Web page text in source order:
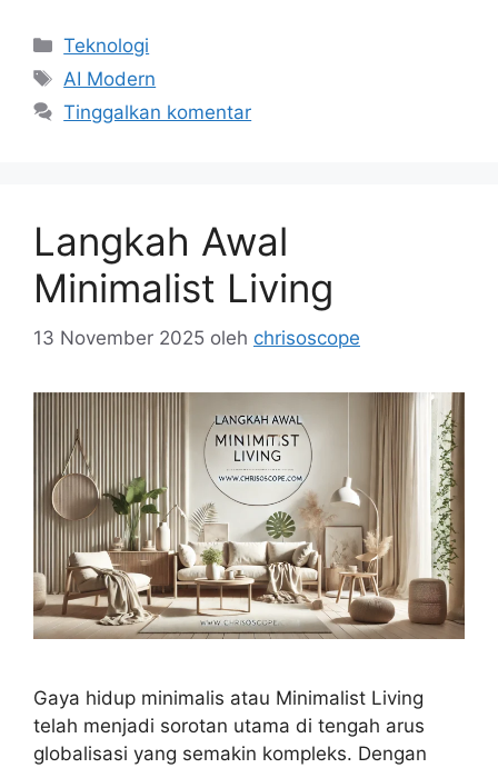
Kategori
Teknologi
Tag
AI Modern
Tinggalkan komentar
Langkah Awal
Minimalist Living
13 November 2025 oleh chrisoscope
Gaya hidup minimalis atau Minimalist Living
telah menjadi sorotan utama di tengah arus
globalisasi yang semakin kompleks. Dengan